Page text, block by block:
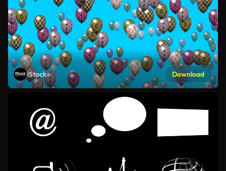
iStock Download